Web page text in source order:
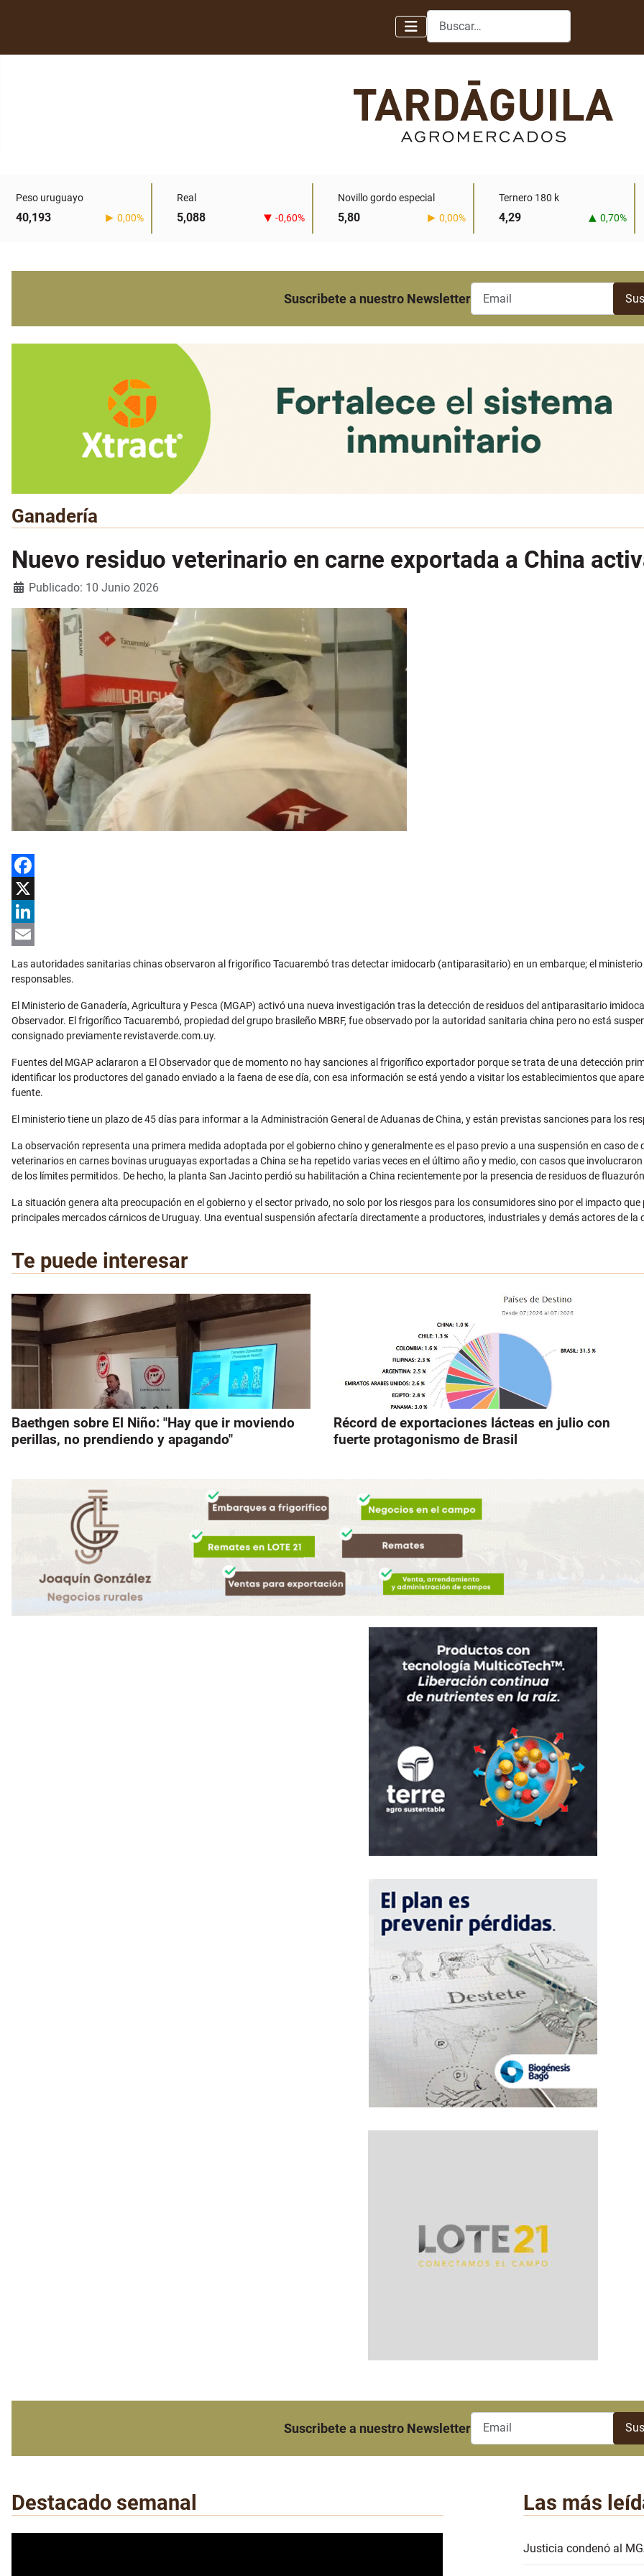
Buscar
Peso uruguayo
40,193 0,00%
Real
5,088 -0,60%
Novillo gordo especial
5,80 0,00%
Ternero 180 k
4,29 0,70%
Suscribete a nuestro Newsletter
Ganadería
Nuevo residuo veterinario en carne exportada a China
Detalles
Publicado: 10 Junio 2026
Facebook
X
LinkedIn
Las autoridades sanitarias chinas observaron al frigorífico Tacuarembó tras detectar imidocarb (antiparasitario) en un embarque; el
responsables.
El Ministerio de Ganadería, Agricultura y Pesca (MGAP) activó una nueva investigación tras la detección de residuos del antiparasitario
Observador. El frigorífico Tacuarembó, propiedad del grupo brasileño MBRF, fue observado por la autoridad sanitaria china pero no está
consignado previamente revistaverde.com.uy.
Fuentes del MGAP aclararon a El Observador que de momento no hay sanciones al frigorífico exportador porque se trata de una detección
identificar los productores del ganado enviado a la faena de ese día, con esa información se está yendo a visitar los establecimientos que
fuente.
El ministerio tiene un plazo de 45 días para informar a la Administración General de Aduanas de China, y están previstas sanciones para los
La observación representa una primera medida adoptada por el gobierno chino y generalmente es el paso previo a una suspensión en caso
veterinarios en carnes bovinas uruguayas exportadas a China se ha repetido varias veces en el último año y medio, con casos que
de los límites permitidos. De hecho, la planta San Jacinto perdió su habilitación a China recientemente por la presencia de residuos de
La situación genera alta preocupación en el gobierno y el sector privado, no solo por los riesgos para los consumidores sino por el impacto
principales mercados cárnicos de Uruguay. Una eventual suspensión afectaría directamente a productores, industriales y demás actores de la
Te puede interesar
Baethgen sobre El Niño: "Hay que ir moviendo
perillas, no prendiendo y apagando"
Récord de exportaciones lácteas en julio con
fuerte protagonismo de Brasil
Suscribete a nuestro Newsletter
Destacado semanal Las más
Justicia condenó al